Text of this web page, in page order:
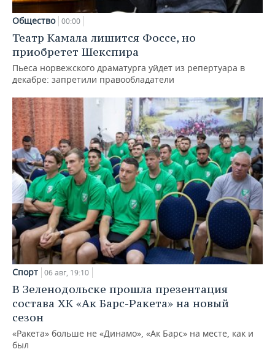
Общество 00:00
Театр Камала лишится Фоссе, но
приобретет Шекспира
Пьеса норвежского драматурга уйдет из репертуара в
декабре: запретили правообладатели
Спорт 06 авг, 19:10
В Зеленодольске прошла презентация
состава ХК «Ак Барс-Ракета» на новый
сезон
«Ракета» больше не «Динамо», «Ак Барс» на месте, как и
был